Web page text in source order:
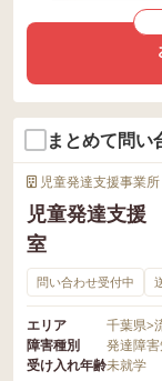
まとめて問い
児童発達支援事業所
児童発達支
室
問い合わせ受付中
エリア 千葉県>
障害種別
発達障害
受け入れ年齢未就学